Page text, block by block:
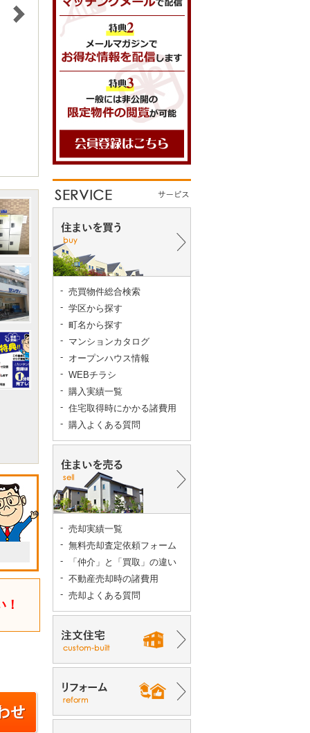
売買物件総合検索
学区から探す
町名から探す
マンションカタログ
オープンハウス情報
WEBチラシ
購入実績一覧
住宅取得時にかかる諸費用
購入よくある質問
売却実績一覧
無料売却査定依頼フォーム
「仲介」と「買取」の違い
不動産売却時の諸費用
売却よくある質問